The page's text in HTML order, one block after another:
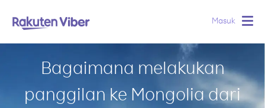
Masuk
Bagaimana melakukan
panggilan ke Mongolia dari